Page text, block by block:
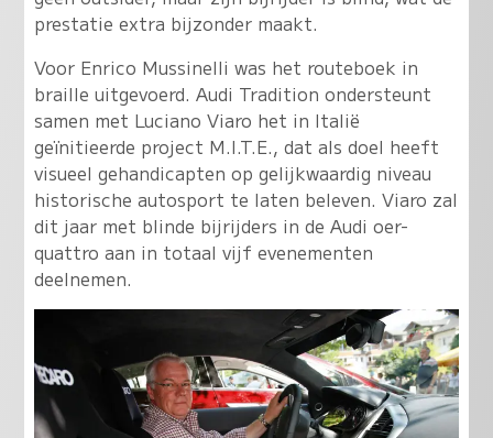
prestatie extra bijzonder maakt.
Voor Enrico Mussinelli was het routeboek in
braille uitgevoerd. Audi Tradition ondersteunt
samen met Luciano Viaro het in Italië
geïnitieerde project M.I.T.E., dat als doel heeft
visueel gehandicapten op gelijkwaardig niveau
historische autosport te laten beleven. Viaro zal
dit jaar met blinde bijrijders in de Audi oer-
quattro aan in totaal vijf evenementen
deelnemen.